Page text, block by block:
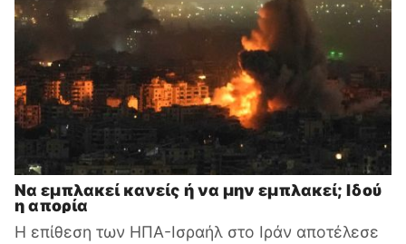
Να εμπλακεί κανείς ή να μην εμπλακεί; Ιδού
η απορία
Η επίθεση των ΗΠΑ-Ισραήλ στο Ιράν αποτέλεσε